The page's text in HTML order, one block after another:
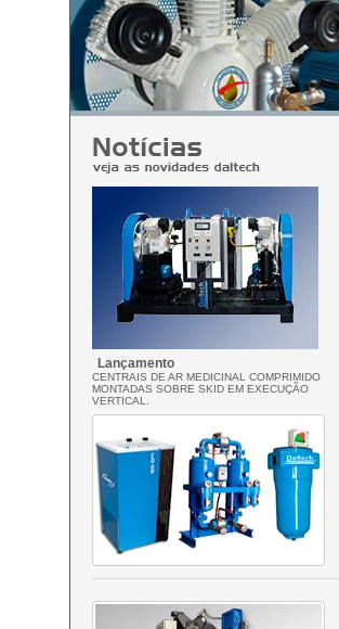
Lançamento
CENTRAIS DE AR MEDICINAL COMPRIMIDO
MONTADAS SOBRE SKID EM EXECUÇÃO
VERTICAL.